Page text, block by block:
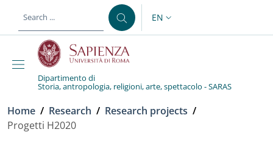
LANGUAGE SWITCHER:
EN
Dipartimento di
Storia, antropologia, religioni, arte, spettacolo - SARAS
Breadcrumb
Home / Research / Research projects /
Progetti H2020